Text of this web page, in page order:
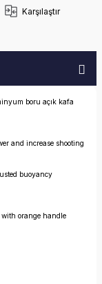
Karşılaştır
boru açık kafa
and increase shooting
buoyancy
orange handle